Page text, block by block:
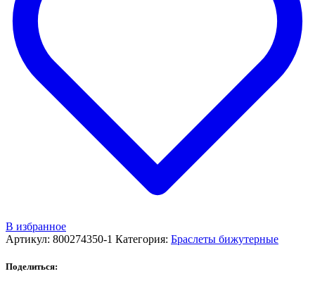
В избранное
Артикул: 800274350-1 Категория: Браслеты бижутерные
Поделиться: